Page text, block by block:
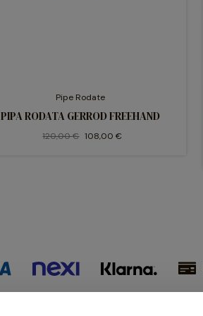
Pipe Rodate
PIPA RODATA GERROD FREEHAND
120,00 € 108,00 €